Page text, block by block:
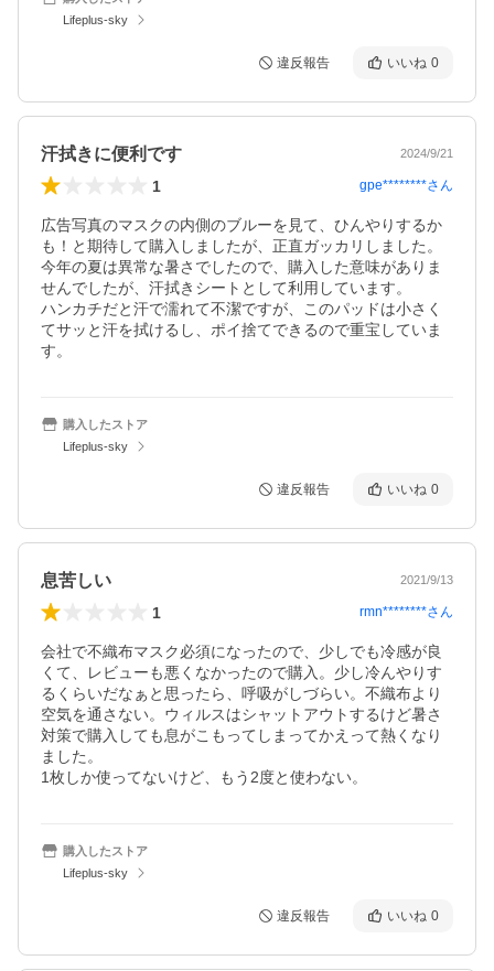
Lifeplus-sky
違反報告 いいね 0
汗拭きに便利です 2024/9/21
1 gpe********さん
広告写真のマスクの内側のブルーを見て、ひんやりするか
も！と期待して購入しましたが、正直ガッカリしました。
今年の夏は異常な暑さでしたので、購入した意味がありま
せんでしたが、汗拭きシートとして利用しています。
ハンカチだと汗で濡れて不潔ですが、このパッドは小さく
てサッと汗を拭けるし、ポイ捨てできるので重宝していま
す。
購入したストア
Lifeplus-sky
違反報告 いいね 0
息苦しい 2021/9/13
1 rmn********さん
会社で不織布マスク必須になったので、少しでも冷感が良
くて、レビューも悪くなかったので購入。少し冷んやりす
るくらいだなぁと思ったら、呼吸がしづらい。不織布より
空気を通さない。ウィルスはシャットアウトするけど暑さ
対策で購入しても息がこもってしまってかえって熱くなり
ました。
1枚しか使ってないけど、もう2度と使わない。
購入したストア
Lifeplus-sky
違反報告 いいね 0